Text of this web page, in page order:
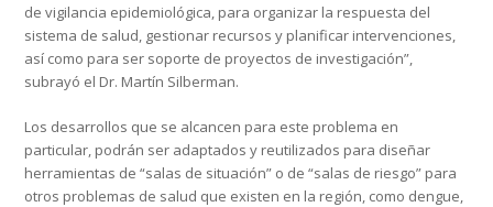
de vigilancia epidemiológica, para organizar la respuesta del
sistema de salud, gestionar recursos y planificar intervenciones,
así como para ser soporte de proyectos de investigación”,
subrayó el Dr. Martín Silberman.
Los desarrollos que se alcancen para este problema en
particular, podrán ser adaptados y reutilizados para diseñar
herramientas de “salas de situación” o de “salas de riesgo” para
otros problemas de salud que existen en la región, como dengue,